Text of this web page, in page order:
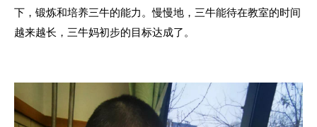
下，锻炼和培养三牛的能力。慢慢地，三牛能待在教室的时间
越来越长，三牛妈初步的目标达成了。